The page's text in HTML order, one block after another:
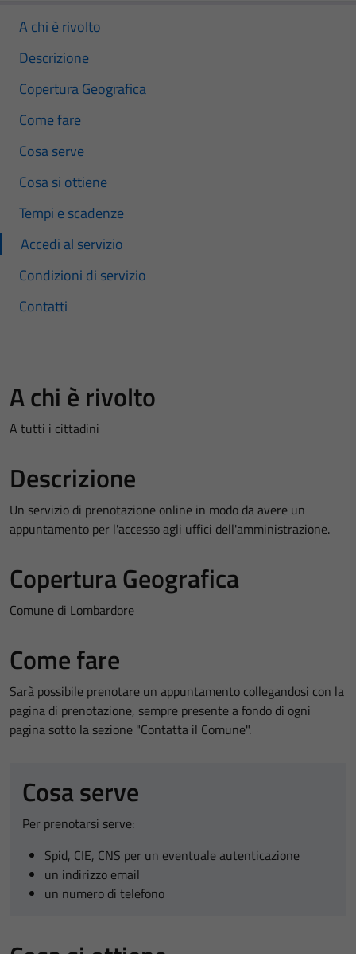
A chi è rivolto
Descrizione
Copertura Geografica
Come fare
Cosa serve
Cosa si ottiene
Tempi e scadenze
Accedi al servizio
Condizioni di servizio
Contatti
A chi è rivolto
A tutti i cittadini
Descrizione
Un servizio di prenotazione online in modo da avere un
appuntamento per l'accesso agli uffici dell'amministrazione.
Copertura Geografica
Comune di Lombardore
Come fare
Sarà possibile prenotare un appuntamento collegandosi con la
pagina di prenotazione, sempre presente a fondo di ogni
pagina sotto la sezione "Contatta il Comune".
Cosa serve
Per prenotarsi serve:
Spid, CIE, CNS per un eventuale autenticazione
un indirizzo email
un numero di telefono